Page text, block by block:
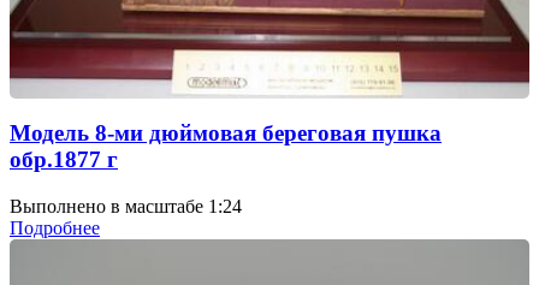
Модель 8-ми дюймовая береговая пушка
обр.1877 г
Выполнено в масштабе 1:24
Подробнее